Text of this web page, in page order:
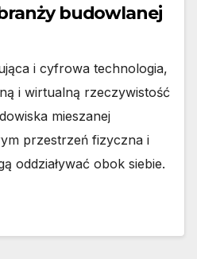
budowlanej
i cyfrowa technologia,
i wirtualną rzeczywistość
mieszanej
przestrzeń fizyczna i
oddziaływać obok siebie.